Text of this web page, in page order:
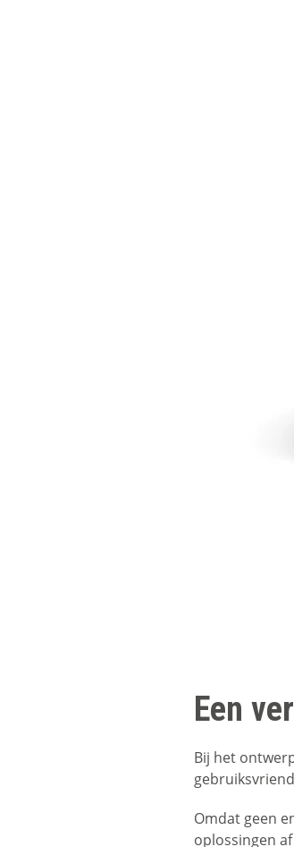
Een
Bij het
Omdat geen
oplossingen